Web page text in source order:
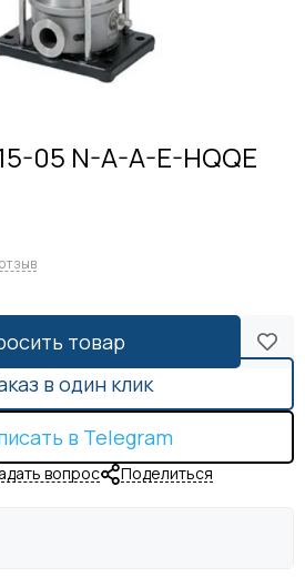
05 N-A-A-E-HQQE
товар
в один клик
в Telegram
вопрос Поделиться